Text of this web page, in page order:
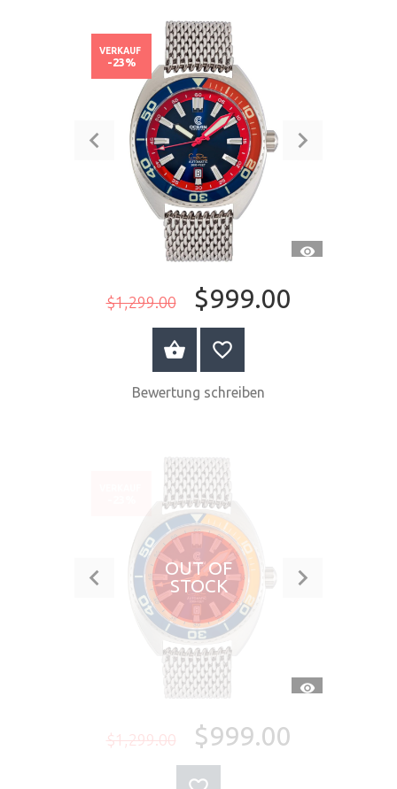
$1,299.00 $999.00
VERKAUF
-23%
JETZT KAUFEN
Bewertung schreiben
OUT OF
STOCK
$1,299.00 $999.00